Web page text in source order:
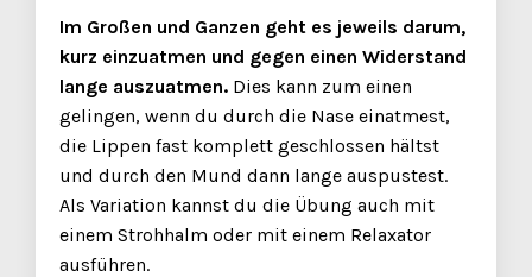
Im Großen und Ganzen geht es jeweils darum,
kurz einzuatmen und gegen einen Widerstand
lange auszuatmen. Dies kann zum einen
gelingen, wenn du durch die Nase einatmest,
die Lippen fast komplett geschlossen hältst
und durch den Mund dann lange auspustest.
Als Variation kannst du die Übung auch mit
einem Strohhalm oder mit einem Relaxator
ausführen.